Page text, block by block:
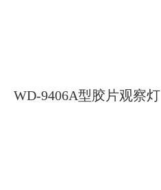
WD-9406A型胶片观察灯